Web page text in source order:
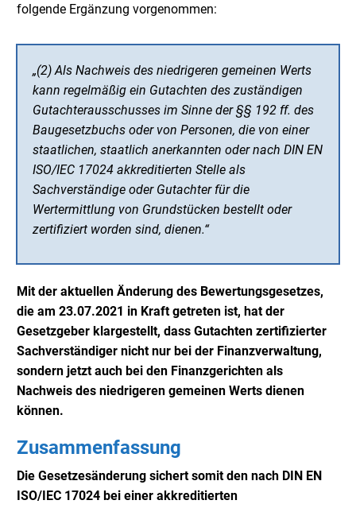
folgende Ergänzung vorgenommen:
„(2) Als Nachweis des niedrigeren gemeinen Werts
kann regelmäßig ein Gutachten des zuständigen
Gutachterausschusses im Sinne der §§ 192 ff. des
Baugesetzbuchs oder von Personen, die von einer
staatlichen, staatlich anerkannten oder nach DIN EN
ISO/IEC 17024 akkreditierten Stelle als
Sachverständige oder Gutachter für die
Wertermittlung von Grundstücken bestellt oder
zertifiziert worden sind, dienen.“
Mit der aktuellen Änderung des Bewertungsgesetzes,
die am 23.07.2021 in Kraft getreten ist, hat der
Gesetzgeber klargestellt, dass Gutachten zertifizierter
Sachverständiger nicht nur bei der Finanzverwaltung,
sondern jetzt auch bei den Finanzgerichten als
Nachweis des niedrigeren gemeinen Werts dienen
können.
Zusammenfassung
Die Gesetzesänderung sichert somit den nach DIN EN
ISO/IEC 17024 bei einer akkreditierten